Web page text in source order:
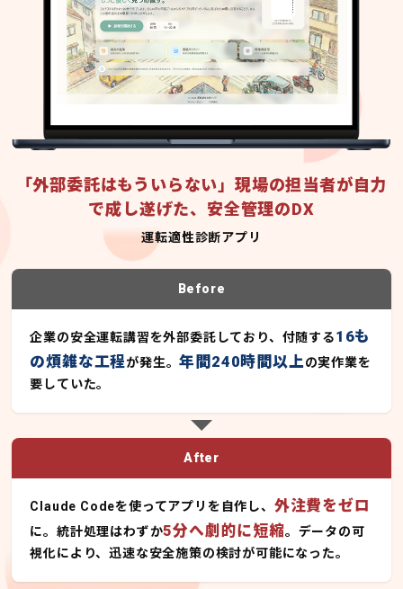
「外部委託はもういらない」現場の担当者が自力
で成し遂げた、安全管理のDX
運転適性診断アプリ
Before
企業の安全運転講習を外部委託しており、付随する16も
の煩雑な工程が発生。年間240時間以上の実作業を
要していた。
After
Claude Codeを使ってアプリを自作し、 外注費をゼロ
に。統計処理はわずか5分へ劇的に短縮。データの可
視化により、迅速な安全施策の検討が可能になった。